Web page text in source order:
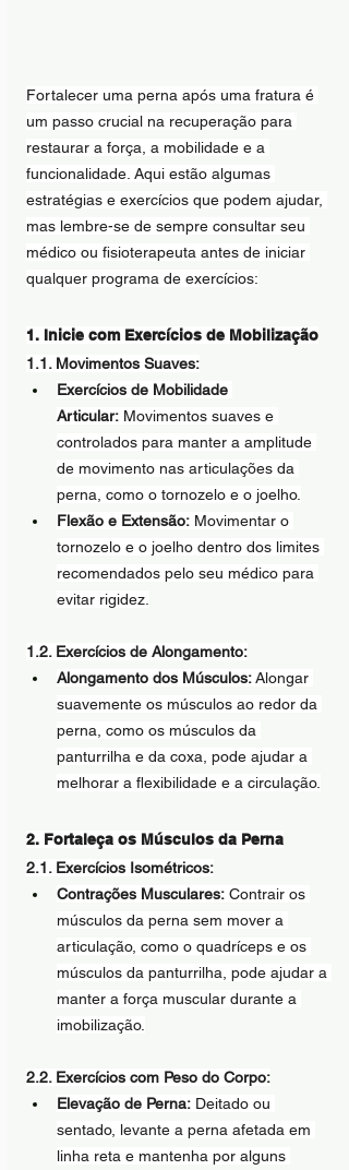
Fortalecer uma perna após uma fratura é
um passo crucial na recuperação para
restaurar a força, a mobilidade e a
funcionalidade. Aqui estão algumas
estratégias e exercícios que podem ajudar,
mas lembre-se de sempre consultar seu
médico ou fisioterapeuta antes de iniciar
qualquer programa de exercícios:
1. Inicie com Exercícios de Mobilização
1.1. Movimentos Suaves:
Exercícios de Mobilidade
Articular: Movimentos suaves e
controlados para manter a amplitude
de movimento nas articulações da
perna, como o tornozelo e o joelho.
Flexão e Extensão: Movimentar o
tornozelo e o joelho dentro dos limites
recomendados pelo seu médico para
evitar rigidez.
1.2. Exercícios de Alongamento:
Alongamento dos Músculos: Alongar
suavemente os músculos ao redor da
perna, como os músculos da
panturrilha e da coxa, pode ajudar a
melhorar a flexibilidade e a circulação.
2. Fortaleça os Músculos da Perna
2.1. Exercícios Isométricos:
Contrações Musculares: Contrair os
músculos da perna sem mover a
articulação, como o quadríceps e os
músculos da panturrilha, pode ajudar a
manter a força muscular durante a
imobilização.
2.2. Exercícios com Peso do Corpo:
Elevação de Perna: Deitado ou
sentado, levante a perna afetada em
linha reta e mantenha por alguns